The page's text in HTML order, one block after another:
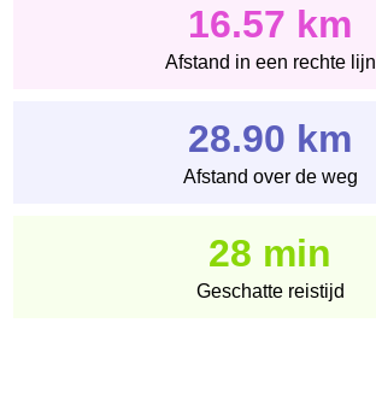
16.57 km
Afstand in een rechte lijn
28.90 km
Afstand over de weg
28 min
Geschatte reistijd